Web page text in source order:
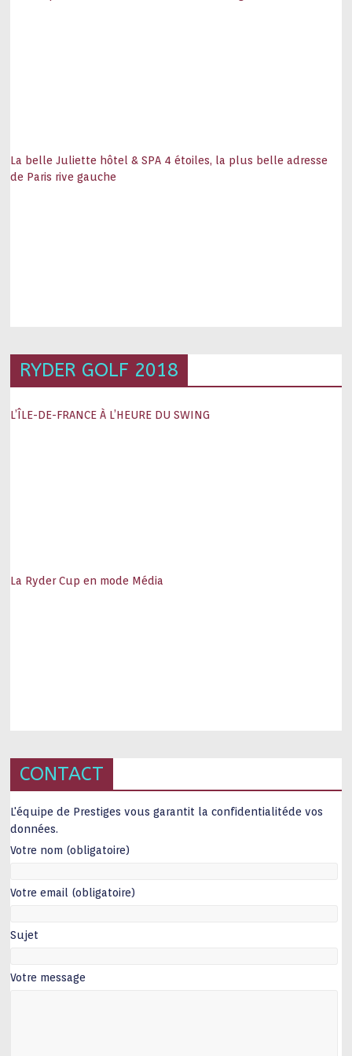
La belle Juliette hôtel & SPA 4 étoiles, la plus belle adresse
de Paris rive gauche
RYDER GOLF 2018
L’ÎLE-DE-FRANCE À L’HEURE DU SWING
La Ryder Cup en mode Média
CONTACT
L'équipe de Prestiges vous garantit la confidentialitéde vos
données.
Votre nom (obligatoire)
Votre email (obligatoire)
Sujet
Votre message